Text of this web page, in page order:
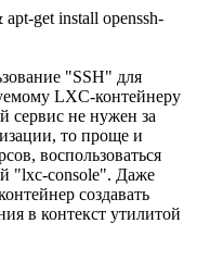
get install openssh-
"SSH" для
LXC-контейнеру
сервис не нужен за
то проще и
воспользоваться
"lxc-console". Даже
создавать
в контекст утилитой